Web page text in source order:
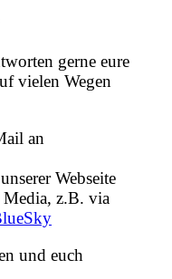
gerne eure
vielen Wegen
an
Webseite
z.B. via
und euch